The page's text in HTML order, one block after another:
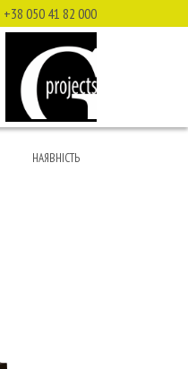
+38 050 41 82 000
НАЯВНІСТЬ